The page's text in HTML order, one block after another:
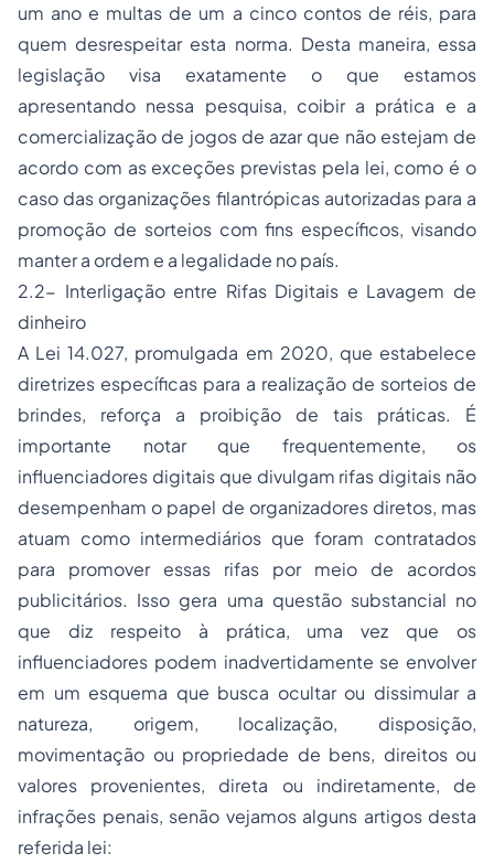
um ano e multas de um a cinco contos de réis, para
quem desrespeitar esta norma. Desta maneira, essa
legislação visa exatamente o que estamos
apresentando nessa pesquisa, coibir a prática e a
comercialização de jogos de azar que não estejam de
acordo com as exceções previstas pela lei, como é o
caso das organizações filantrópicas autorizadas para a
promoção de sorteios com fins específicos, visando
manter a ordem e a legalidade no país.
2.2- Interligação entre Rifas Digitais e Lavagem de
dinheiro
A Lei 14.027, promulgada em 2020, que estabelece
diretrizes específicas para a realização de sorteios de
brindes, reforça a proibição de tais práticas. É
importante notar que frequentemente, os
influenciadores digitais que divulgam rifas digitais não
desempenham o papel de organizadores diretos, mas
atuam como intermediários que foram contratados
para promover essas rifas por meio de acordos
publicitários. Isso gera uma questão substancial no
que diz respeito à prática, uma vez que os
influenciadores podem inadvertidamente se envolver
em um esquema que busca ocultar ou dissimular a
natureza, origem, localização, disposição,
movimentação ou propriedade de bens, direitos ou
valores provenientes, direta ou indiretamente, de
infrações penais, senão vejamos alguns artigos desta
referida lei: